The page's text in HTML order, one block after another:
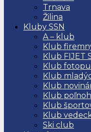
Trnava
Žilina
Kluby SSN
A – klub
Klub
Klub FIJET
Klub
Klub
Klub
Klub
Klub
Klub
Ski club